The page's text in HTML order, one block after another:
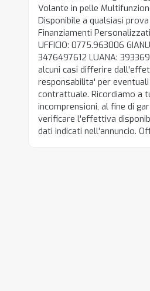
Volante in pelle
Disponibile a qualsiasi
Finanziamenti
UFFICIO: 0775.963006
3476497612 LUANA:
alcuni casi differire
responsabilita' per
contrattuale. Ricordiamo a
incomprensioni, al fine di
verificare l'effettiva
dati indicati nell'annuncio.